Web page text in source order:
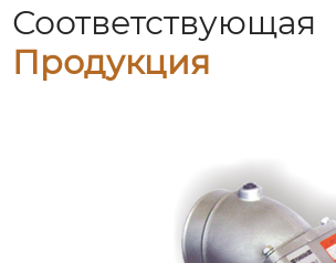
Соответствующая
Продукция